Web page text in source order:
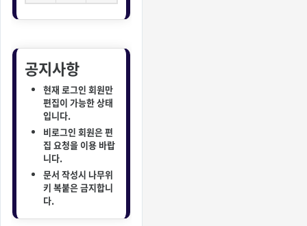
공지사항
현재 로그인 회원만
편집이 가능한 상태
입니다.
비로그인 회원은 편
집 요청을 이용 바랍
니다.
문서 작성시 나무위
키 복붙은 금지합니
다.